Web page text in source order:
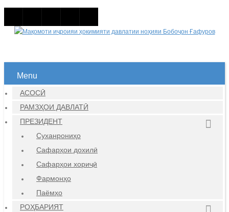
Menu
АСОСӢ
РАМЗҲОИ ДАВЛАТӢ
ПРЕЗИДЕНТ
Суханрониҳо
Сафарҳои дохилӣ
Сафарҳои хориҷӣ
Фармонҳо
Паёмҳо
РОҲБАРИЯТ